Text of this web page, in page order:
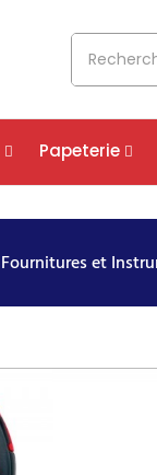
Papeterie
Fournitures et